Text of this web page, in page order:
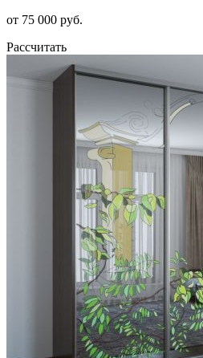
от 75 000 руб.
Рассчитать